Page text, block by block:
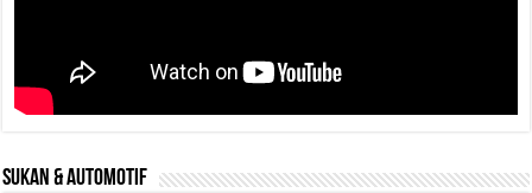
SUKAN & AUTOMOTIF